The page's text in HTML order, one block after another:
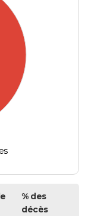
% des
décès